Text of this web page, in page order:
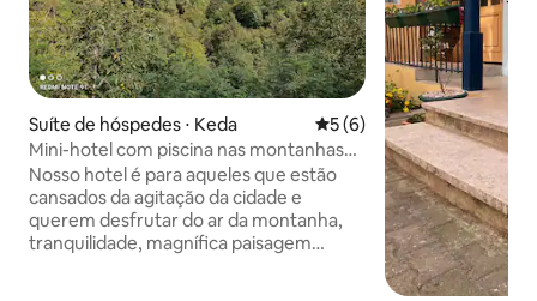
Suíte de hóspedes ⋅ Keda 5 de uma avaliação média
5 (6)
Mini-hotel com piscina nas montanhas
de Adjara para 2 pessoas.
Nosso hotel é para aqueles que estão
cansados da agitação da cidade e
querem desfrutar do ar da montanha,
tranquilidade, magnífica paisagem